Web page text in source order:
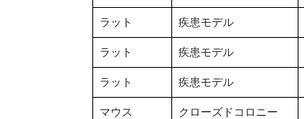
ラット 疾患モデル
ラット 疾患モデル
ラット 疾患モデル
マウス クローズドコロニー